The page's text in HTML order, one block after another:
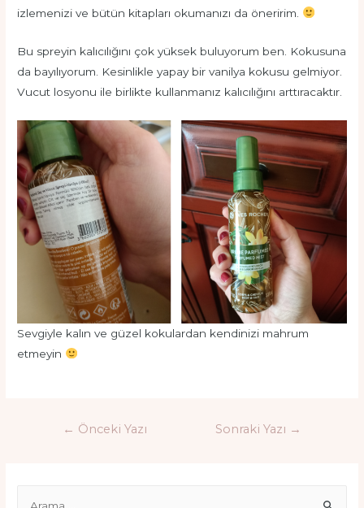
izlemenizi ve bütün kitapları okumanızı da öneririm.
Bu spreyin kalıcılığını çok yüksek buluyorum ben. Kokusuna
da bayılıyorum. Kesinlikle yapay bir vanilya kokusu gelmiyor.
Vucut losyonu ile birlikte kullanmanız kalıcılığını arttıracaktır.
Sevgiyle kalın ve güzel kokulardan kendinizi mahrum
etmeyin
← Önceki Yazı Sonraki Yazı →